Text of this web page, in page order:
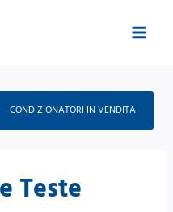
CONDIZIONATORI IN VENDITA
Teste